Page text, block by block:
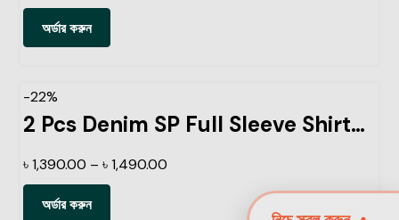
অর্ডার করুন
-22%
2 Pcs Denim SP Full Sleeve Shirt- Navy+Sky
৳1,390.00 – ৳1,490.00
অর্ডার করুন